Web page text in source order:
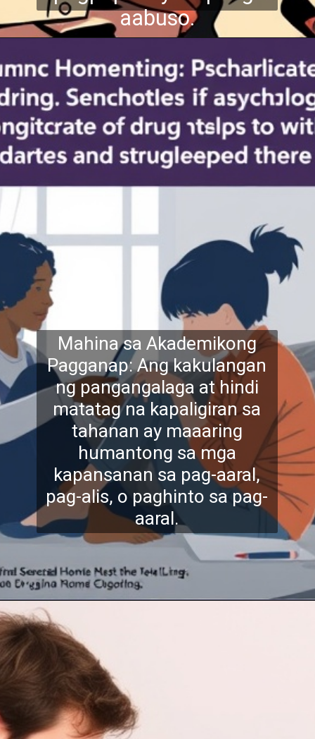
aabuso.
Mahina sa Akademikong
Pagganap: Ang kakulangan
ng pangangalaga at hindi
matatag na kapaligiran sa
tahanan ay maaaring
humantong sa mga
kapansanan sa pag-aaral,
pag-alis, o paghinto sa pag-
aaral.